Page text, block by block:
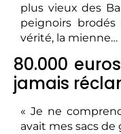
plus vieux des
peignoirs
vérité, la mienne…
80.000
jamais
« Je ne
avait mes sacs